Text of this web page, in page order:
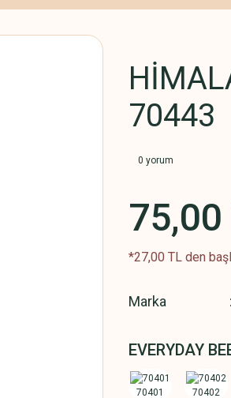
70443
0 yorum
*27,00 TL den
Marka
EVERYDAY